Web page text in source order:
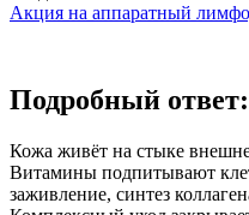
Акция на аппаратный
Подробный ответ:
Кожа живёт на стыке
Витамины подпитывают
заживление, синтез